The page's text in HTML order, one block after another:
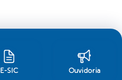
E-SIC Ouvidoria